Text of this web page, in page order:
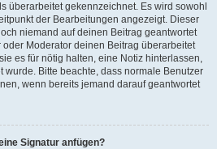
überarbeitet gekennzeichnet. Es wird sowohl
der Bearbeitungen angezeigt. Dieser
niemand auf deinen Beitrag geantwortet
oder Moderator deinen Beitrag überarbeitet
es für nötig halten, eine Notiz hinterlassen,
Bitte beachte, dass normale Benutzer
wenn bereits jemand darauf geantwortet
Signatur anfügen?